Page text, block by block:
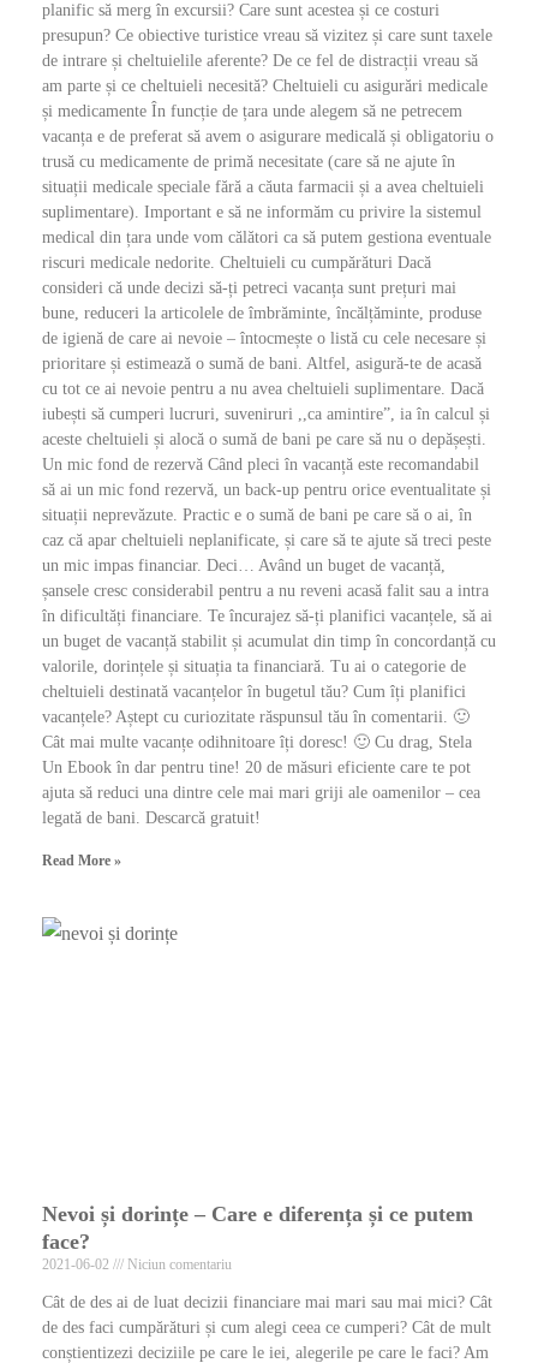
planific să merg în excursii? Care sunt acestea și ce costuri
presupun? Ce obiective turistice vreau să vizitez și care sunt taxele
de intrare și cheltuielile aferente? De ce fel de distracții vreau să
am parte și ce cheltuieli necesită? Cheltuieli cu asigurări medicale
și medicamente În funcție de țara unde alegem să ne petrecem
vacanța e de preferat să avem o asigurare medicală și obligatoriu o
trusă cu medicamente de primă necesitate (care să ne ajute în
situații medicale speciale fără a căuta farmacii și a avea cheltuieli
suplimentare). Important e să ne informăm cu privire la sistemul
medical din țara unde vom călători ca să putem gestiona eventuale
riscuri medicale nedorite. Cheltuieli cu cumpărături Dacă
consideri că unde decizi să-ți petreci vacanța sunt prețuri mai
bune, reduceri la articolele de îmbrăminte, încălțăminte, produse
de igienă de care ai nevoie – întocmește o listă cu cele necesare și
prioritare și estimează o sumă de bani. Altfel, asigură-te de acasă
cu tot ce ai nevoie pentru a nu avea cheltuieli suplimentare. Dacă
iubești să cumperi lucruri, suveniruri ,,ca amintire”, ia în calcul și
aceste cheltuieli și alocă o sumă de bani pe care să nu o depășești.
Un mic fond de rezervă Când pleci în vacanță este recomandabil
să ai un mic fond rezervă, un back-up pentru orice eventualitate și
situații neprevăzute. Practic e o sumă de bani pe care să o ai, în
caz că apar cheltuieli neplanificate, și care să te ajute să treci peste
un mic impas financiar. Deci… Având un buget de vacanță,
șansele cresc considerabil pentru a nu reveni acasă falit sau a intra
în dificultăți financiare. Te încurajez să-ți planifici vacanțele, să ai
un buget de vacanță stabilit și acumulat din timp în concordanță cu
valorile, dorințele și situația ta financiară. Tu ai o categorie de
cheltuieli destinată vacanțelor în bugetul tău? Cum îți planifici
vacanțele? Aștept cu curiozitate răspunsul tău în comentarii. 🙂
Cât mai multe vacanțe odihnitoare îți doresc! 🙂 Cu drag, Stela
Un Ebook în dar pentru tine! 20 de măsuri eficiente care te pot
ajuta să reduci una dintre cele mai mari griji ale oamenilor – cea
legată de bani. Descarcă gratuit!
Read More »
Nevoi și dorințe – Care e diferența și ce putem
face?
2021-06-02 Niciun comentariu
Cât de des ai de luat decizii financiare mai mari sau mai mici? Cât
de des faci cumpărături și cum alegi ceea ce cumperi? Cât de mult
conștientizezi deciziile pe care le iei, alegerile pe care le faci? Am